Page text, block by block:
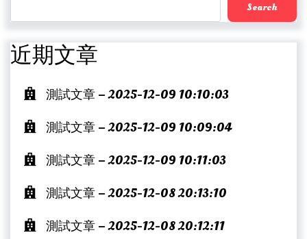
Search
近期文章
測試文章 – 2025-12-09 10:10:03
測試文章 – 2025-12-09 10:09:04
測試文章 – 2025-12-09 10:11:03
測試文章 – 2025-12-08 20:13:10
測試文章 – 2025-12-08 20:12:11